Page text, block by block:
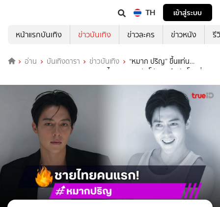
TH
เข้าสู่ระบบ
หน้าแรกบันเทิง
ข่าวบันเทิง ข่าวละคร ข่าวหนัง รี
อ่าน บันเทิงดารา ข่าวบันเทิง
“หมาก ปริญ” ขึ้นแท่น
CHANEL House Ambassador ชายไทยคนแรก กับโปรเจกต์ระดับโลกที่